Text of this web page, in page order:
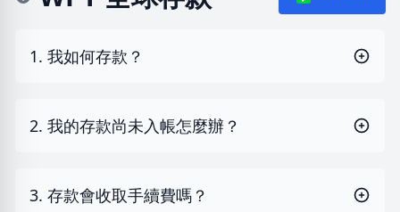
1. 我如何存款？
2. 我的存款尚未入帳怎麼辦？
3. 存款會收取手續費嗎？